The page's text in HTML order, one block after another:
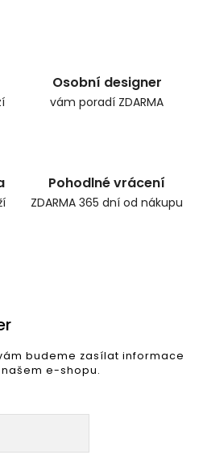
Osobní designer
vám poradí ZDARMA
Pohodlné vrácení
ZDARMA 365 dní od nákupu
budeme zasílat informace
e-shopu.